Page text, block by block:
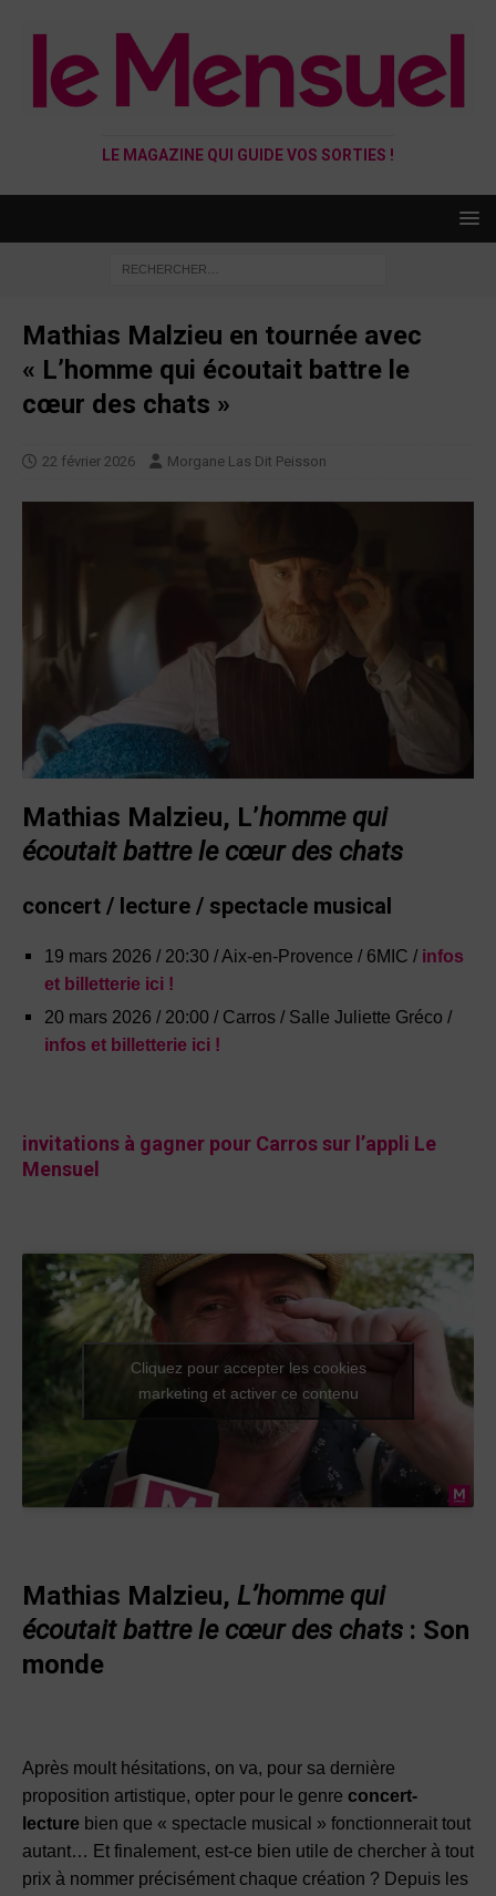
LE MAGAZINE QUI GUIDE VOS SORTIES !
Mathias Malzieu en tournée avec
« L’homme qui écoutait battre le
cœur des chats »
22 février 2026 Morgane Las Dit Peisson
Mathias Malzieu, L’homme qui
écoutait battre le cœur des chats
concert / lecture / spectacle musical
19 mars 2026 / 20:30 / Aix-en-Provence / 6MIC / infos
et billetterie ici !
20 mars 2026 / 20:00 / Carros / Salle Juliette Gréco /
infos et billetterie ici !
invitations à gagner pour Carros sur l’appli Le
Mensuel
Cliquez pour accepter les cookies
marketing et activer ce contenu
Mathias Malzieu, L’homme qui
écoutait battre le cœur des chats : Son
monde
Après moult hésitations, on va, pour sa dernière
proposition artistique, opter pour le genre concert-
lecture bien que « spectacle musical » fonctionnerait tout
autant… Et finalement, est-ce bien utile de chercher à tout
prix à nommer précisément chaque création ? Depuis les